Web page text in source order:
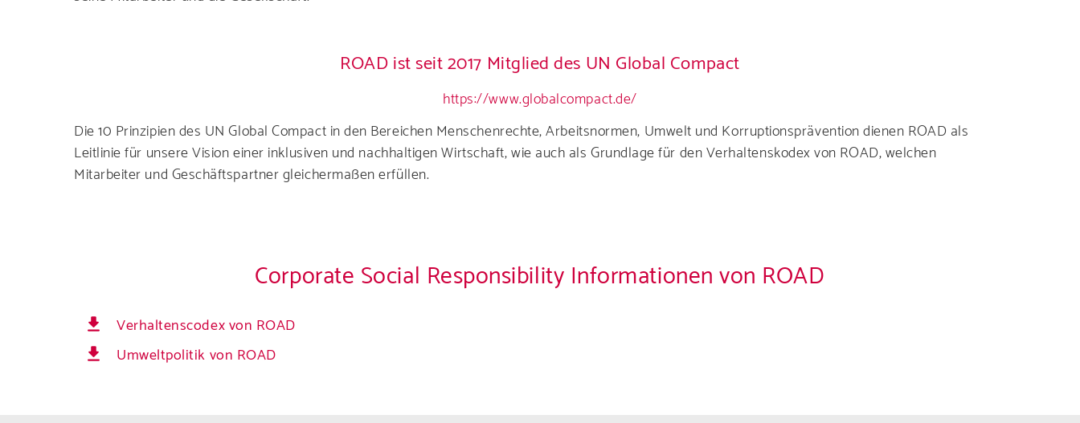
ROAD ist seit 2017 Mitglied des UN Global Compact
https://www.globalcompact.de/
Die 10 Prinzipien des UN Global Compact in den Bereichen Menschenrechte, Arbeitsnormen, Umwelt und Korruptionsprävention dienen ROAD als
Leitlinie für unsere Vision einer inklusiven und nachhaltigen Wirtschaft, wie auch als Grundlage für den Verhaltenskodex von ROAD, welchen
Mitarbeiter und Geschäftspartner gleichermaßen erfüllen.
Corporate Social Responsibility Informationen von ROAD
Verhaltenscodex von ROAD
Umweltpolitik von ROAD